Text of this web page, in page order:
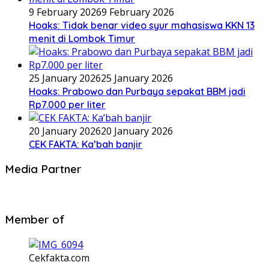
9 February 20269 February 2026
Hoaks: Tidak benar video syur mahasiswa KKN 13
menit di Lombok Timur
25 January 202625 January 2026
Hoaks: Prabowo dan Purbaya sepakat BBM jadi
Rp7.000 per liter
20 January 202620 January 2026
CEK FAKTA: Ka’bah banjir
Media Partner
Member of
Cekfakta.com